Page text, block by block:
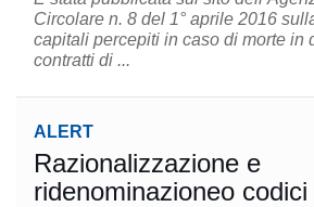
Circolare n. 8 del 1° aprile 2016
capitali percepiti in caso di morte in
contratti di ...
ALERT
Razionalizzazione e
ridenominazioneo